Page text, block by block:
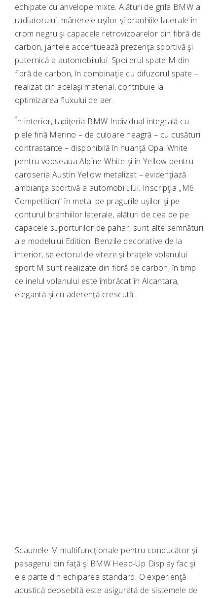
echipate cu anvelope mixte. Alături de grila BMW a
radiatorului, mânerele uşilor şi branhiile laterale în
crom negru şi capacele retrovizoarelor din fibră de
carbon, jantele accentuează prezenţa sportivă şi
puternică a automobilului. Spoilerul spate M din
fibră de carbon, în combinaţie cu difuzorul spate –
realizat din acelaşi material, contribuie la
optimizarea fluxului de aer.
În interior, tapiţeria BMW Individual integrală cu
piele fină Merino – de culoare neagră – cu cusături
contrastante – disponibilă în nuanţă Opal White
pentru vopseaua Alpine White şi în Yellow pentru
caroseria Austin Yellow metalizat – evidenţiază
ambianţa sportivă a automobilului. Inscripţia „M6
Competition” în metal pe pragurile uşilor şi pe
conturul branhiilor laterale, alături de cea de pe
capacele suporturilor de pahar, sunt alte semnături
ale modelului Edition. Benzile decorative de la
interior, selectorul de viteze şi braţele volanului
sport M sunt realizate din fibră de carbon, în timp
ce inelul volanului este îmbrăcat în Alcantara,
elegantă şi cu aderenţă crescută.
Scaunele M multifuncţionale pentru conducător şi
pasagerul din faţă şi BMW Head-Up Display fac şi
ele parte din echiparea standard. O experienţă
acustică deosebită este asigurată de sistemele de